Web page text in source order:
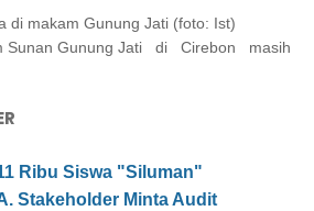
di makam Gunung Jati (foto: Ist)
Sunan Gunung Jati di Cirebon masih
Ribu Siswa "Siluman"
Stakeholder Minta Audit